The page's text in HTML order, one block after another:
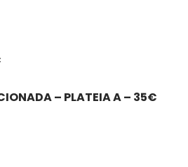
– PLATEIA A – 35€